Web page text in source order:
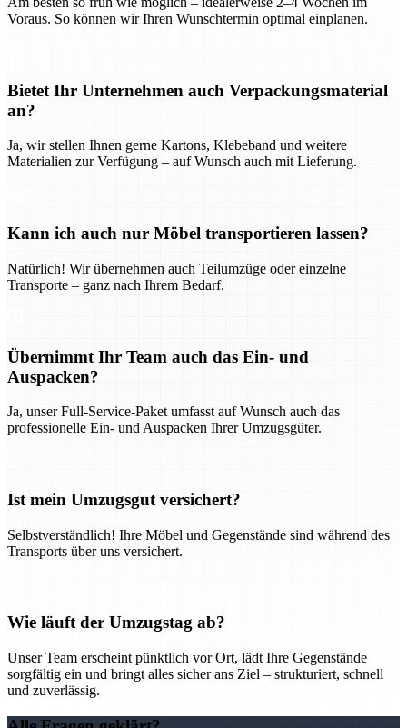
Voraus. So können wir Ihren Wunschtermin optimal einplanen.
Bietet Ihr Unternehmen auch Verpackungsmaterial
an?
Ja, wir stellen Ihnen gerne Kartons, Klebeband und weitere
Materialien zur Verfügung – auf Wunsch auch mit Lieferung.
Kann ich auch nur Möbel transportieren lassen?
Natürlich! Wir übernehmen auch Teilumzüge oder einzelne
Transporte – ganz nach Ihrem Bedarf.
Übernimmt Ihr Team auch das Ein- und
Auspacken?
Ja, unser Full-Service-Paket umfasst auf Wunsch auch das
professionelle Ein- und Auspacken Ihrer Umzugsgüter.
Ist mein Umzugsgut versichert?
Selbstverständlich! Ihre Möbel und Gegenstände sind während des
Transports über uns versichert.
Wie läuft der Umzugstag ab?
Unser Team erscheint pünktlich vor Ort, lädt Ihre Gegenstände
sorgfältig ein und bringt alles sicher ans Ziel – strukturiert, schnell
und zuverlässig.